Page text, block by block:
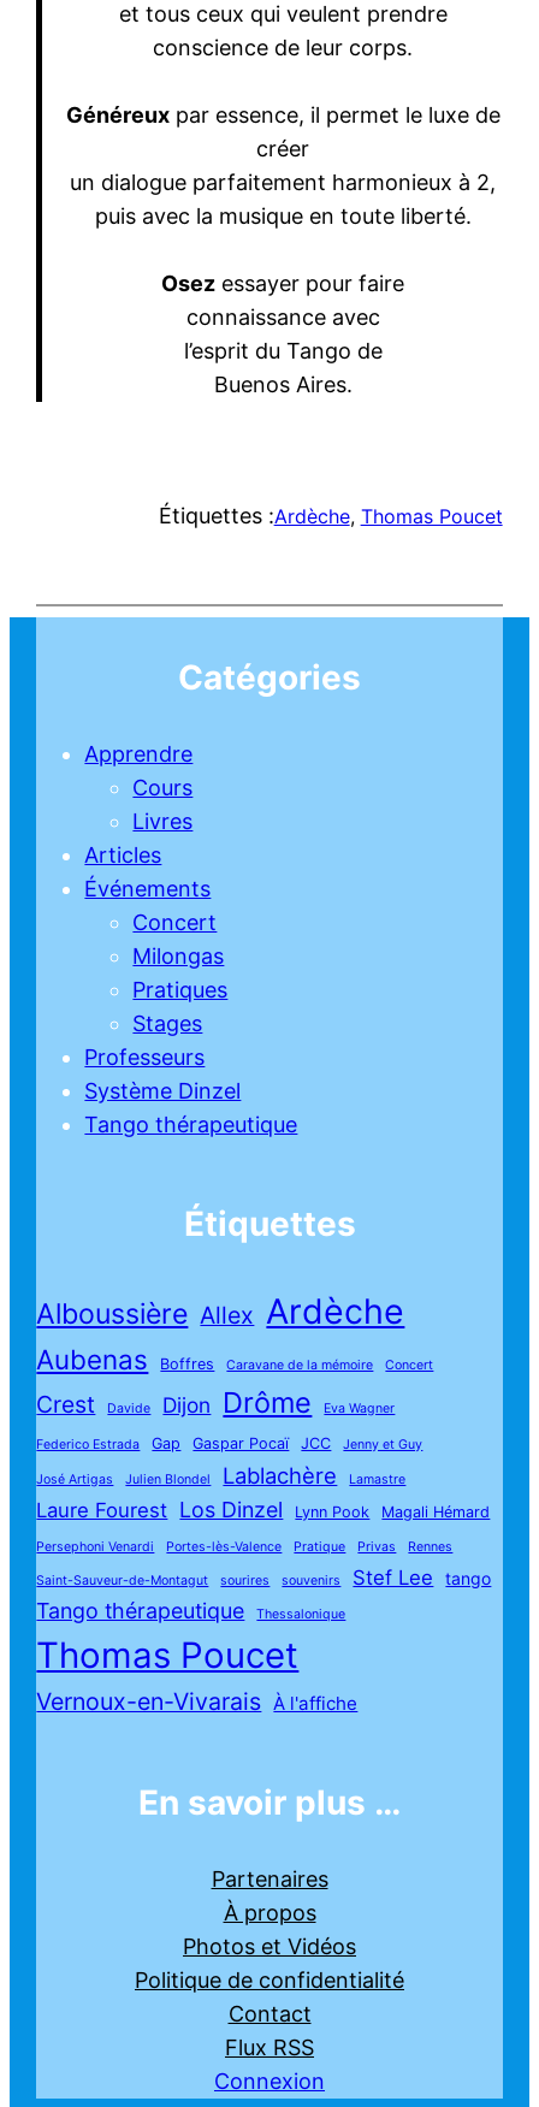
et tous ceux qui veulent prendre
conscience de leur corps.
Généreuxpar essence, il permet le luxe de
créer
un dialogue parfaitement harmonieux à 2,
puis avec la musique en toute liberté.
Osez essayer pour faire
connaissance avec
l’esprit du Tango de
Buenos Aires.
Étiquettes :Ardèche, Thomas Poucet
Catégories
Apprendre
Cours
Livres
Articles
Événements
Concert
Milongas
Pratiques
Stages
Professeurs
Système Dinzel
Tango thérapeutique
Étiquettes
Alboussière Allex Ardèche
Aubenas Boffres Caravane de la mémoire Concert
Crest Davide Dijon Drôme Eva Wagner
Federico Estrada Gap Gaspar Pocaï JCC Jenny et Guy
José Artigas Julien Blondel Lablachère Lamastre
Laure Fourest Los Dinzel Lynn Pook Magali Hémard
Persephoni Venardi Portes-lès-Valence Pratique Privas Rennes
Saint-Sauveur-de-Montagut sourires souvenirs Stef Lee tango
Tango thérapeutique Thessalonique
Thomas Poucet
Vernoux-en-Vivarais À l'affiche
En savoir plus …
Partenaires
À propos
Photos et Vidéos
Politique de confidentialité
Contact
Flux RSS
Connexion